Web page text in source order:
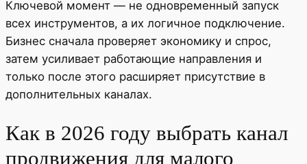
Ключевой момент — не одновременный запуск
всех инструментов, а их логичное подключение.
Бизнес сначала проверяет экономику и спрос,
затем усиливает работающие направления и
только после этого расширяет присутствие в
дополнительных каналах.
Как в 2026 году выбрать канал
продвижения для малого